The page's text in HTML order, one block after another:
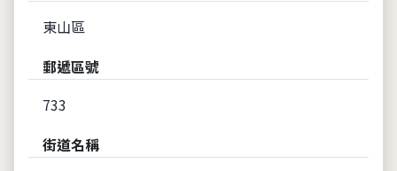
東山區
郵遞區號
733
街道名稱